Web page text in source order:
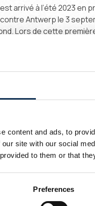
content and ads, to
site with our social
to them or that
Preferences
arrivé à l’été 2023 en
Antwerp le 3
Lors de cette
un but capital lors des
en jeu décisive lors
!
!
toujours !